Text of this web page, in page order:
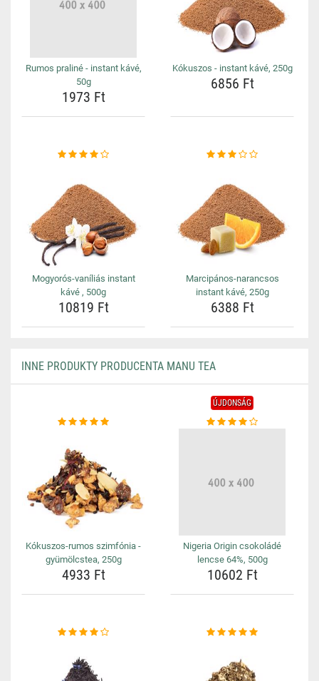
Rumos praliné - instant kávé,
50g
1973 Ft
Kókuszos - instant kávé, 250g
6856 Ft
Mogyorós-vaníliás instant
kávé , 500g
10819 Ft
Marcipános-narancsos
instant kávé, 250g
6388 Ft
INNE PRODUKTY PRODUCENTA MANU TEA
Kókuszos-rumos szimfónia -
gyümölcstea, 250g
4933 Ft
ÚJDONSÁG
Nigeria Origin csokoládé
lencse 64%, 500g
10602 Ft